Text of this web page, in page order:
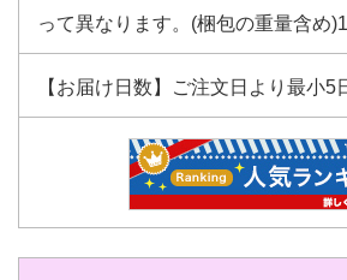
って異なります。(梱包の重量含め
【お届け日数】ご注文日より最小5